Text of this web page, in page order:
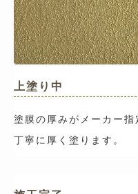
上塗り中
塗膜の厚みがメーカー指
丁寧に厚く塗ります。